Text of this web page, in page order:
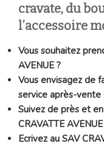
cravate, du
l’accessoire
Vous souhaitez
AVENUE ?
Vous envisagez de
service après-vente
Suivez de près et
CRAVATTE
Ecrivez au SAV